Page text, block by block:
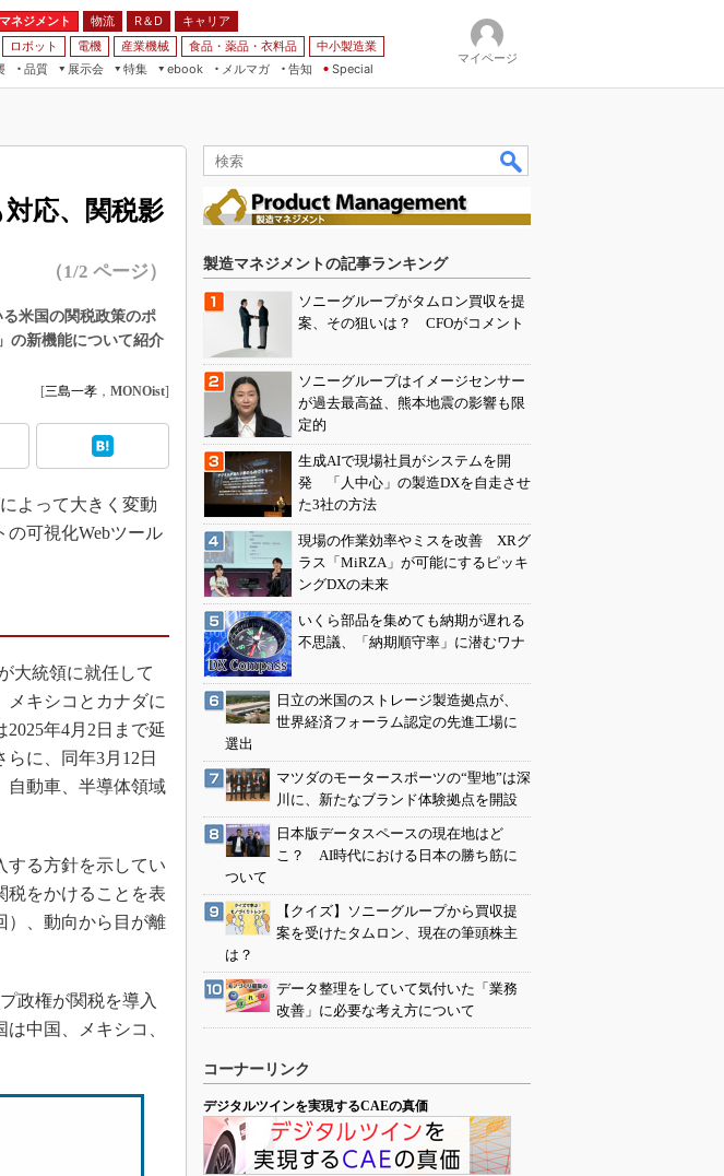
ネジメント 物流 R＆D
キャリア
ロボット 電機 産業機械 食品・薬品・衣料品
中小製造業
品質
展示会
特集
ebook
メルマガ
告知 Special
マイページ
応、関税影
（1/2 ページ）
米国の関税政策のポ
の新機能について紹介
[三島一孝 ， MONOist]
よって大きく変動
可視化Webツール
大統領に就任して
メキシコとカナダに
年4月2日まで延
に、同年3月12日
自動車、半導体領域
る方針を示してい
税をかけることを表
）、動向から目が離
政権が関税を導入
中国、メキシコ、
製造マネジメントの記事ランキング
ソニーグループがタムロン買収を提
案、その狙いは？ CFOがコメント
ソニーグループはイメージセンサー
が過去最高益、熊本地震の影響も限
定的
生成AIで現場社員がシステムを開
発 「人中心」の製造DXを自走させ
た3社の方法
現場の作業効率やミスを改善 XRグ
ラス「MiRZA」が可能にするピッキ
ングDXの未来
いくら部品を集めても納期が遅れる
不思議、「納期順守率」に潜むワナ
日立の米国のストレージ製造拠点が、
世界経済フォーラム認定の先進工場に
選出
マツダのモータースポーツの“聖地”は深
川に、新たなブランド体験拠点を開設
日本版データスペースの現在地はど
こ？ AI時代における日本の勝ち筋に
ついて
【クイズ】ソニーグループから買収提
案を受けたタムロン、現在の筆頭株主
は？
データ整理をしていて気付いた「業務
改善」に必要な考え方について
コーナーリンク
デジタルツインを実現するCAEの真価